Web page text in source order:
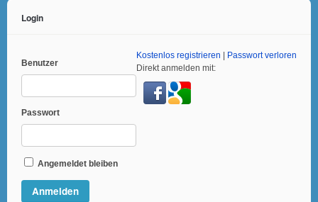
Login
Benutzer
Passwort
Angemeldet bleiben
Kostenlos registrieren | Passwort verloren
Direkt anmelden mit: